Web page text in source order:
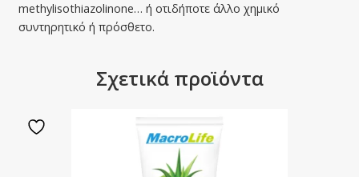
methylisothiazolinone… ή οτιδήποτε άλλο χημικό
συντηρητικό ή πρόσθετο.
Σχετικά προϊόντα